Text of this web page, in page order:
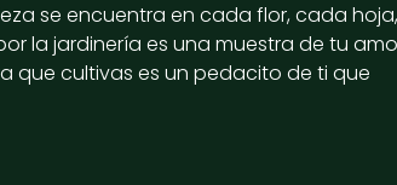
se encuentra en cada flor, cada hoja,
la jardinería es una muestra de tu
que cultivas es un pedacito de ti que